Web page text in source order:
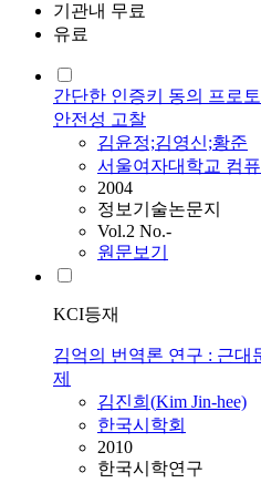
기관내 무료
유료
간단한 인증키 동의 프로
안전성 고찰
김윤정;김영신;황준
서울여자대학교 컴
2004
정보기술논문지
Vol.2 No.-
원문보기
KCI등재
김억의 번역론 연구 : 근대
제
김진희(Kim Jin-hee)
한국시학회
2010
한국시학연구